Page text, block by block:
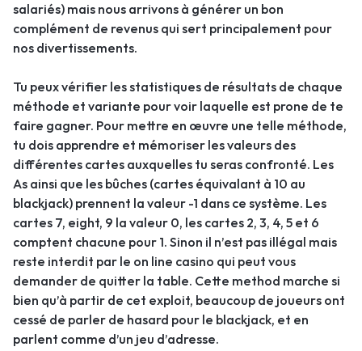
salariés) mais nous arrivons à générer un bon
complément de revenus qui sert principalement pour
nos divertissements.
Tu peux vérifier les statistiques de résultats de chaque
méthode et variante pour voir laquelle est prone de te
faire gagner. Pour mettre en œuvre une telle méthode,
tu dois apprendre et mémoriser les valeurs des
différentes cartes auxquelles tu seras confronté. Les
As ainsi que les bûches (cartes équivalant à 10 au
blackjack) prennent la valeur -1 dans ce système. Les
cartes 7, eight, 9 la valeur 0, les cartes 2, 3, 4, 5 et 6
comptent chacune pour 1. Sinon il n’est pas illégal mais
reste interdit par le on line casino qui peut vous
demander de quitter la table. Cette method marche si
bien qu’à partir de cet exploit, beaucoup de joueurs ont
cessé de parler de hasard pour le blackjack, et en
parlent comme d’un jeu d’adresse.